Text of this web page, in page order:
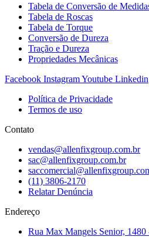
Tabela de Conversão de
Tabela de Roscas
Tabela de Torque
Conversão de Dureza
Tração e Dureza
Propriedades Mecânicas
Facebook InstagramYoutube Linkedin
Política de Privacidade
Termos de uso
Contato
vendas@allenfixgroup.com.br
sac@allenfixgroup.com.br
(11) 3806-2170
Relatar Denúncia
Endereço
Rua Max Mangels Senior,